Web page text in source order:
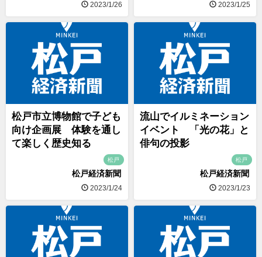
2023/1/26 2023/1/25
松戸市立博物館で子ども
向け企画展 体験を通し
て楽しく歴史知る
松戸
松戸経済新聞
2023/1/24
流山でイルミネーション
イベント 「光の花」と
俳句の投影
松戸
松戸経済新聞
2023/1/23